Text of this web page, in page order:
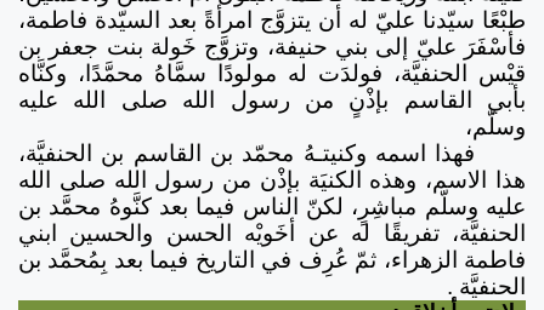
طبْعًا سيّدنا عليّ له أن يتزوَّج امرأةً بعد السيّدة فاطمة،
فأسْفَرَ عليّ إلى بني حنيفة، وتزوَّج خَولة بنت جعفر بن
قيْس الحنفيَّة، فولدَت له مولودًا سمَّاهُ محمَّدًا، وكنَّاه
بأبي القاسم بإذْنٍ من رسول الله صلى الله عليه
وسلّم،
فهذا اسمه وكنيتـهُ محمّد بن القاسم بن الحنفيَّة،
هذا الاسم، وهذه الكنيَة بإذْن من رسول الله صلى الله
عليه وسلّم مباشِرٍ، لكنّ الناس فيما بعد كنَّوهُ محمَّد بن
الحنفيَّة، تفريقًا له عن أخَويْه الحسن والحسين ابني
فاطمة الزهراء، ثمّ عُرِف في التاريخ فيما بعد بِمُحمَّد بن
الحنفيَّة .